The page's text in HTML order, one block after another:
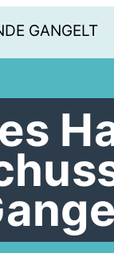
GANGELT